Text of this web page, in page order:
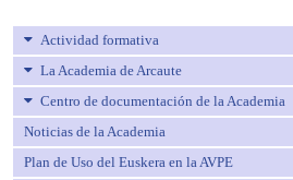
Actividad formativa
La Academia de Arcaute
Centro de documentación de la Academia
Noticias de la Academia
Plan de Uso del Euskera en la AVPE